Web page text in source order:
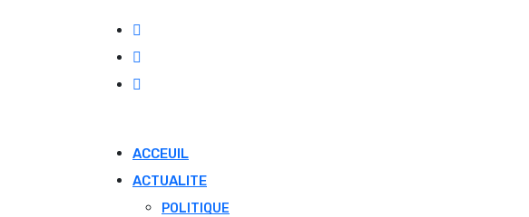
ACCEUIL
ACTUALITE
POLITIQUE